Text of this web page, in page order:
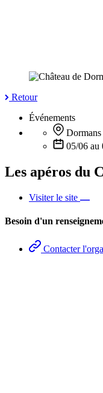
Retour
Événements
Dormans
05/06 au
Les apéros du
Visiter le site
Besoin d'un
Contacter